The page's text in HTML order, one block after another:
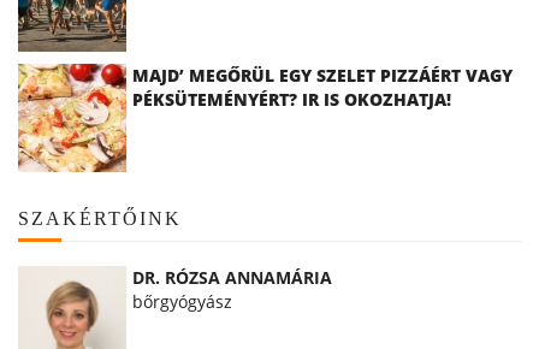
MAJD’ MEGŐRÜL EGY SZELET PIZZÁÉRT VAGY
PÉKSÜTEMÉNYÉRT? IR IS OKOZHATJA!
SZAKÉRTŐINK
DR. RÓZSA ANNAMÁRIA
bőrgyógyász